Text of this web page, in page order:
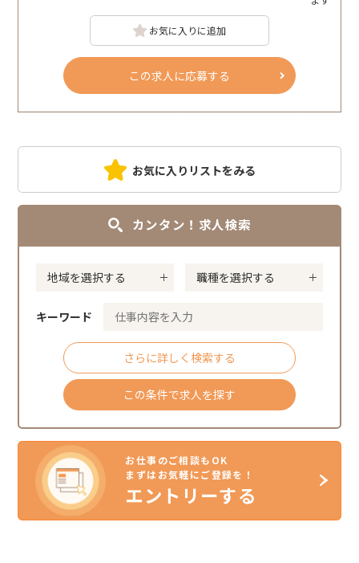
お気に入りに追加
この求人に応募する
お気に入りリストをみる
カンタン！求人検索
キーワード
さらに詳しく検索する
この条件で求人を探す
お仕事のご相談もOK
まずはお気軽にご登録を！
エントリーする